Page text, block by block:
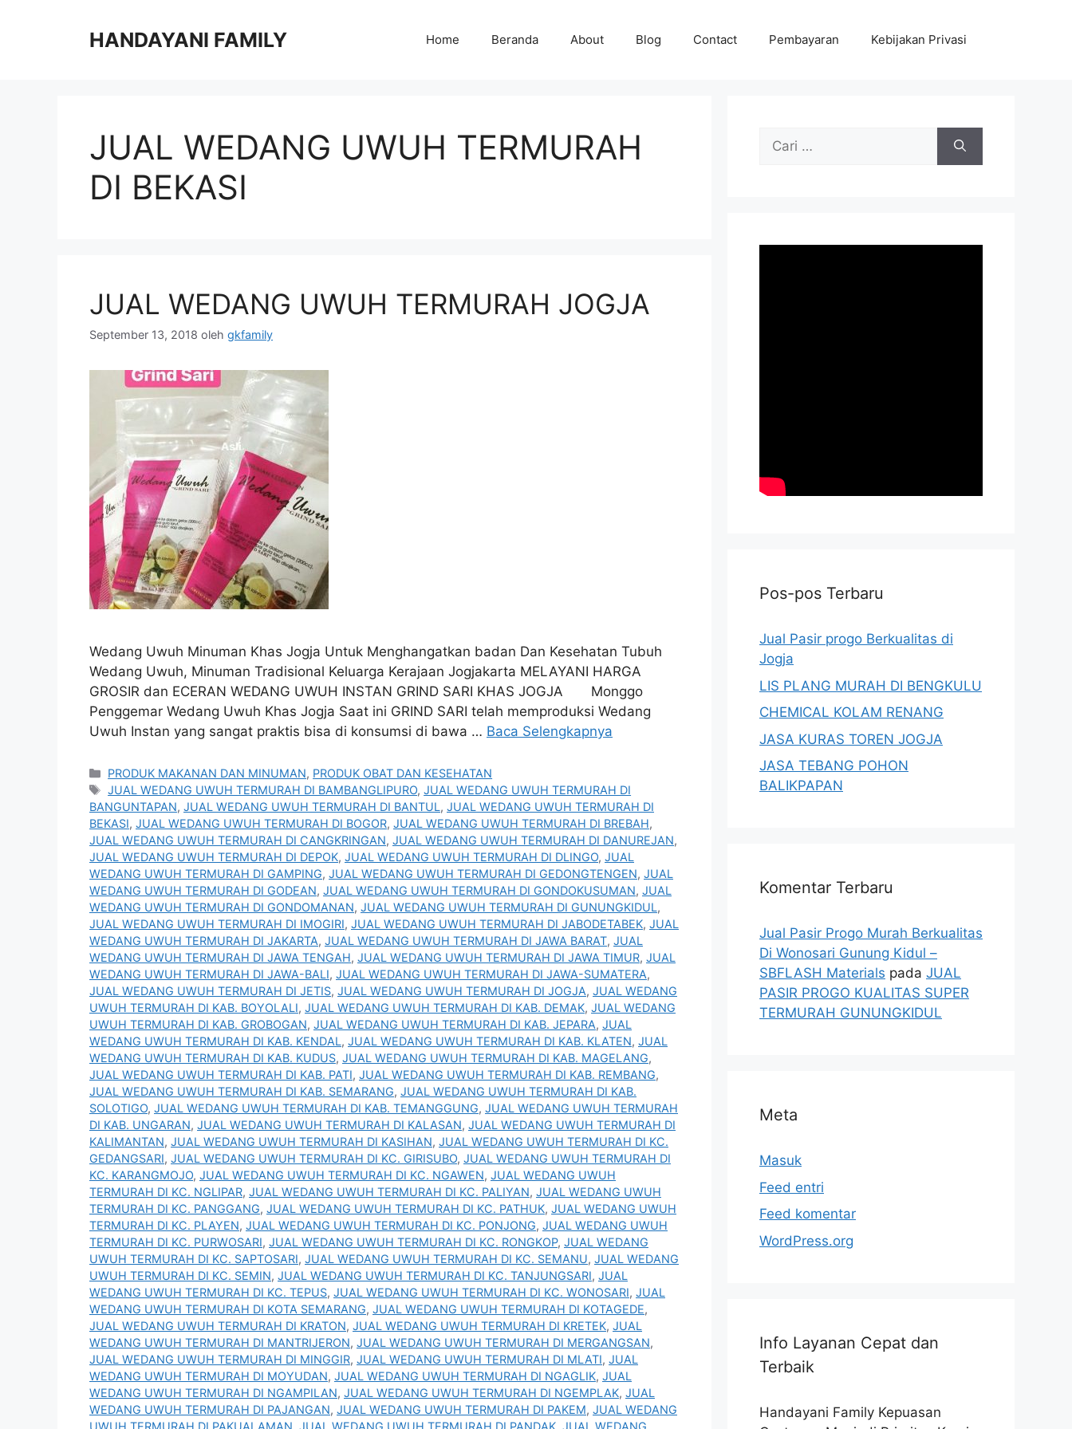
HANDAYANI FAMILY Home Beranda About Blog Contact Pembayaran Kebijakan Privasi
JUAL WEDANG UWUH TERMURAH
DI BEKASI
JUAL WEDANG UWUH TERMURAH JOGJA
September 13, 2018 oleh gkfamily
Wedang Uwuh Minuman Khas Jogja Untuk Menghangatkan badan Dan Kesehatan Tubuh
Wedang Uwuh, Minuman Tradisional Keluarga Kerajaan Jogjakarta MELAYANI HARGA
GROSIR dan ECERAN WEDANG UWUH INSTAN GRIND SARI KHAS JOGJA Monggo
Penggemar Wedang Uwuh Khas Jogja Saat ini GRIND SARI telah memproduksi Wedang
Uwuh Instan yang sangat praktis bisa di konsumsi di bawa … Baca Selengkapnya
Kategori
PRODUK MAKANAN DAN MINUMAN, PRODUK OBAT DAN KESEHATAN
Tag
JUAL WEDANG UWUH TERMURAH DI BAMBANGLIPURO,JUAL WEDANG UWUH TERMURAH DI
BANGUNTAPAN, JUAL WEDANG UWUH TERMURAH DI BANTUL, JUAL WEDANG UWUH TERMURAH DI
BEKASI, JUAL WEDANG UWUH TERMURAH DI BOGOR, JUAL WEDANG UWUH TERMURAH DI BREBAH,
JUAL WEDANG UWUH TERMURAH DI CANGKRINGAN, JUAL WEDANG UWUH TERMURAH DI DANUREJAN,
JUAL WEDANG UWUH TERMURAH DI DEPOK, JUAL WEDANG UWUH TERMURAH DI DLINGO, JUAL
WEDANG UWUH TERMURAH DI GAMPING, JUAL WEDANG UWUH TERMURAH DI GEDONGTENGEN, JUAL
WEDANG UWUH TERMURAH DI GODEAN, JUAL WEDANG UWUH TERMURAH DI GONDOKUSUMAN, JUAL
WEDANG UWUH TERMURAH DI GONDOMANAN, JUAL WEDANG UWUH TERMURAH DI GUNUNGKIDUL,
JUAL WEDANG UWUH TERMURAH DI IMOGIRI, JUAL WEDANG UWUH TERMURAH DI JABODETABEK, JUAL
WEDANG UWUH TERMURAH DI JAKARTA, JUAL WEDANG UWUH TERMURAH DI JAWA BARAT, JUAL
WEDANG UWUH TERMURAH DI JAWA TENGAH, JUAL WEDANG UWUH TERMURAH DI JAWA TIMUR, JUAL
WEDANG UWUH TERMURAH DI JAWA-BALI, JUAL WEDANG UWUH TERMURAH DI JAWA-SUMATERA,
JUAL WEDANG UWUH TERMURAH DI JETIS, JUAL WEDANG UWUH TERMURAH DI JOGJA, JUAL WEDANG
UWUH TERMURAH DI KAB. BOYOLALI, JUAL WEDANG UWUH TERMURAH DI KAB. DEMAK, JUAL WEDANG
UWUH TERMURAH DI KAB. GROBOGAN, JUAL WEDANG UWUH TERMURAH DI KAB. JEPARA, JUAL
WEDANG UWUH TERMURAH DI KAB. KENDAL, JUAL WEDANG UWUH TERMURAH DI KAB. KLATEN, JUAL
WEDANG UWUH TERMURAH DI KAB. KUDUS, JUAL WEDANG UWUH TERMURAH DI KAB. MAGELANG,
JUAL WEDANG UWUH TERMURAH DI KAB. PATI, JUAL WEDANG UWUH TERMURAH DI KAB. REMBANG,
JUAL WEDANG UWUH TERMURAH DI KAB. SEMARANG, JUAL WEDANG UWUH TERMURAH DI KAB.
SOLOTIGO, JUAL WEDANG UWUH TERMURAH DI KAB. TEMANGGUNG, JUAL WEDANG UWUH TERMURAH
DI KAB. UNGARAN, JUAL WEDANG UWUH TERMURAH DI KALASAN, JUAL WEDANG UWUH TERMURAH DI
KALIMANTAN, JUAL WEDANG UWUH TERMURAH DI KASIHAN, JUAL WEDANG UWUH TERMURAH DI KC.
GEDANGSARI, JUAL WEDANG UWUH TERMURAH DI KC. GIRISUBO, JUAL WEDANG UWUH TERMURAH DI
KC. KARANGMOJO, JUAL WEDANG UWUH TERMURAH DI KC. NGAWEN, JUAL WEDANG UWUH
TERMURAH DI KC. NGLIPAR, JUAL WEDANG UWUH TERMURAH DI KC. PALIYAN, JUAL WEDANG UWUH
TERMURAH DI KC. PANGGANG, JUAL WEDANG UWUH TERMURAH DI KC. PATHUK, JUAL WEDANG UWUH
TERMURAH DI KC. PLAYEN, JUAL WEDANG UWUH TERMURAH DI KC. PONJONG, JUAL WEDANG UWUH
TERMURAH DI KC. PURWOSARI, JUAL WEDANG UWUH TERMURAH DI KC. RONGKOP, JUAL WEDANG
UWUH TERMURAH DI KC. SAPTOSARI, JUAL WEDANG UWUH TERMURAH DI KC. SEMANU, JUAL WEDANG
UWUH TERMURAH DI KC. SEMIN, JUAL WEDANG UWUH TERMURAH DI KC. TANJUNGSARI, JUAL
WEDANG UWUH TERMURAH DI KC. TEPUS, JUAL WEDANG UWUH TERMURAH DI KC. WONOSARI, JUAL
WEDANG UWUH TERMURAH DI KOTA SEMARANG, JUAL WEDANG UWUH TERMURAH DI KOTAGEDE,
JUAL WEDANG UWUH TERMURAH DI KRATON, JUAL WEDANG UWUH TERMURAH DI KRETEK, JUAL
WEDANG UWUH TERMURAH DI MANTRIJERON, JUAL WEDANG UWUH TERMURAH DI MERGANGSAN,
JUAL WEDANG UWUH TERMURAH DI MINGGIR, JUAL WEDANG UWUH TERMURAH DI MLATI, JUAL
WEDANG UWUH TERMURAH DI MOYUDAN, JUAL WEDANG UWUH TERMURAH DI NGAGLIK, JUAL
WEDANG UWUH TERMURAH DI NGAMPILAN, JUAL WEDANG UWUH TERMURAH DI NGEMPLAK, JUAL
WEDANG UWUH TERMURAH DI PAJANGAN, JUAL WEDANG UWUH TERMURAH DI PAKEM, JUAL WEDANG
Cari
Pos-pos Terbaru
Jual Pasir progo Berkualitas di
Jogja
LIS PLANG MURAH DI BENGKULU
CHEMICAL KOLAM RENANG
JASA KURAS TOREN JOGJA
JASA TEBANG POHON
BALIKPAPAN
Komentar Terbaru
Jual Pasir Progo Murah Berkualitas
Di Wonosari Gunung Kidul –
SBFLASH Materials pada JUAL
PASIR PROGO KUALITAS SUPER
TERMURAH GUNUNGKIDUL
Meta
Masuk
Feed entri
Feed komentar
WordPress.org
Info Layanan Cepat dan
Terbaik
Handayani Family Kepuasan